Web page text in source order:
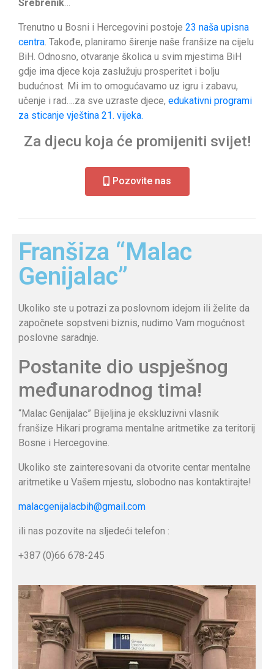
Srebrenik…
Trenutno u Bosni i Hercegovini postoje 23 naša upisna
centra. Takođe, planiramo širenje naše franšize na cijelu
BiH. Odnosno, otvaranje školica u svim mjestima BiH
gdje ima djece koja zaslužuju prosperitet i bolju
budućnost. Mi im to omogućavamo uz igru i zabavu,
učenje i rad….za sve uzraste djece, edukativni programi
za sticanje vještina 21. vijeka.
Za djecu koja će promijeniti svijet!
Pozovite nas
Franšiza “Malac
Genijalac”
Ukoliko ste u potrazi za poslovnom idejom ili želite da
započnete sopstveni biznis, nudimo Vam mogućnost
poslovne saradnje.
Postanite dio uspješnog
međunarodnog tima!
“Malac Genijalac” Bijeljina je ekskluzivni vlasnik
franšize Hikari programa mentalne aritmetike za teritorij
Bosne i Hercegovine.
Ukoliko ste zainteresovani da otvorite centar mentalne
aritmetike u Vašem mjestu, slobodno nas kontaktirajte!
malacgenijalacbih@gmail.com
ili nas pozovite na sljedeći telefon :
+387 (0)66 678-245